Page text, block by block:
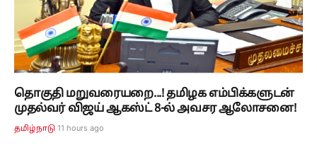
தொகுதி மறுவரையறை...! தமிழக எம்பிக்களுடன்
முதல்வர் விஜய் ஆகஸ்ட் 8-ல் அவசர ஆலோசனை!
தமிழ்நாடு 11 hours ago